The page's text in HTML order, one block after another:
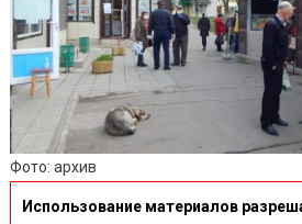
Фото: архив
Использование материалов